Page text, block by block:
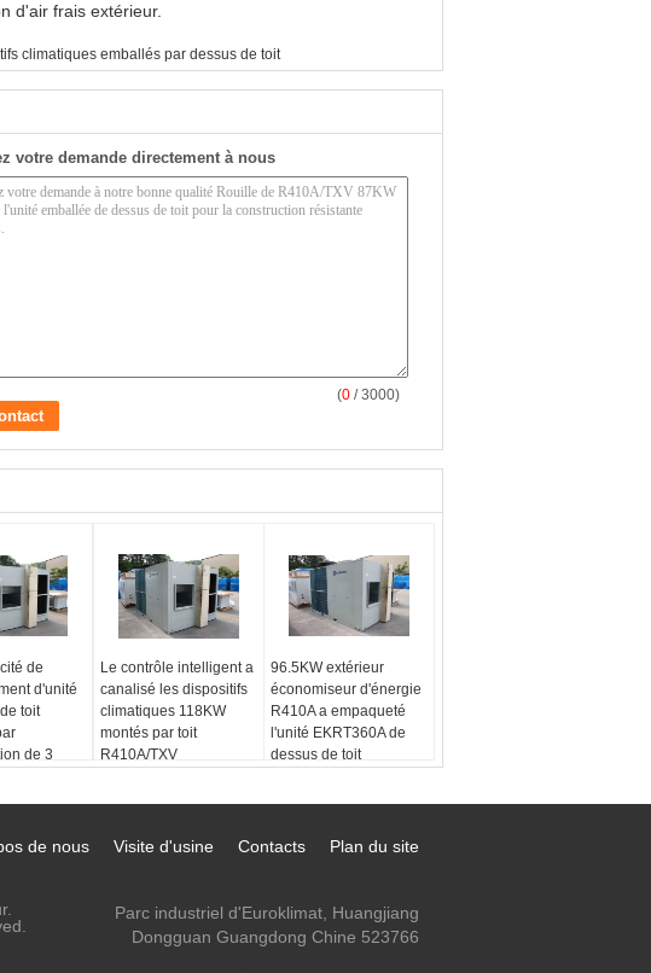
d'air frais extérieur.
climatiques emballés par dessus de toit
votre demande directement à nous
(0 / 3000)
de
d'unité
toit
de 3
Le contrôle intelligent a
canalisé les dispositifs
climatiques 118KW
montés par toit
R410A/TXV
96.5KW extérieur
économiseur d'énergie
R410A a empaqueté
l'unité EKRT360A de
dessus de toit
Plan du site
Contacts
Visite d'usine
de nous
Parc industriel d'Euroklimat, Huangjiang
Dongguan Guangdong Chine 523766